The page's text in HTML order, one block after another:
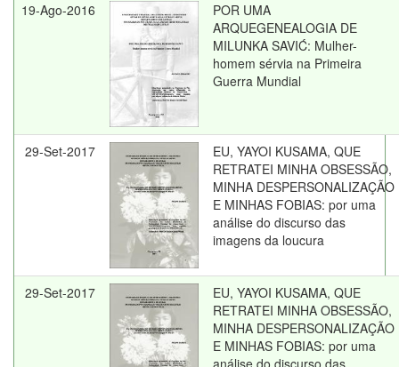
19-Ago-2016
POR UMA
ARQUEGENEALOGIA DE
MILUNKA SAVIĆ: Mulher-
homem sérvia na Primeira
Guerra Mundial
29-Set-2017
EU, YAYOI KUSAMA, QUE
RETRATEI MINHA OBSESSÃO,
MINHA DESPERSONALIZAÇÃO
E MINHAS FOBIAS: por uma
análise do discurso das
imagens da loucura
29-Set-2017
EU, YAYOI KUSAMA, QUE
RETRATEI MINHA OBSESSÃO,
MINHA DESPERSONALIZAÇÃO
E MINHAS FOBIAS: por uma
análise do discurso das